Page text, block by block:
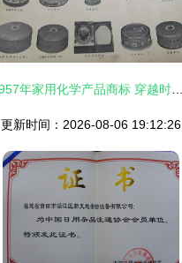
更新时间：2026-08-06 19:12:26